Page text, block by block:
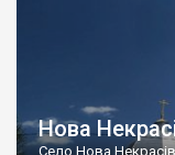
Нова
Село Нова